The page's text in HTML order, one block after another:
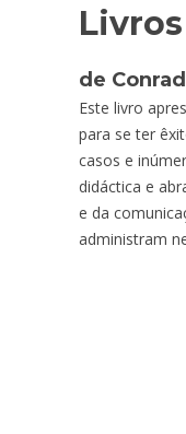
de
Este livro
para se ter
casos e
didáctica e
e da
administram